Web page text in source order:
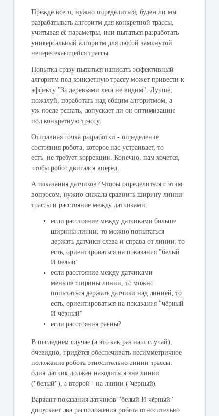
Прежде всего, нужно определиться, будем ли мы
разрабатывать алгоритм для конкретной трассы,
учитывая её параметры, или пытаться разработать
универсальный алгоритм для любой замкнутой
непересекающейся трассы.
Попытка сразу пытаться написать эффективный
алгоритм под конкретную трассу может привести к
эффекту "За деревьями леса не видим". Лучше,
пожалуй,поработать над общим алгоритмом, а
уж после решать, допускает ли он оптимизацию
под конкретную трассу.
Отправная точка разработки - определение
состояния робота, которое нас устраивает, то
есть, не требует коррекции. Конечно, нам хочется,
чтобы робот двигался вперёд.
А показания датчиков? Чтобы определиться с этим
вопросом, нужно сначала сравнить ширину линии
трассы и расстояние между датчиками:
если расстояние между датчиками больше
ширины линии, то можно попытаться
держать датчики слева и справа от линии, то
есть, ориентироваться на показания "белый
И белый"
если расстояние между датчиками
меньше ширины линии, то можно
попытаться держать датчики над линией, то
есть, ориентироваться на показания "чёрный
И чёрный"
если расстояния равны?
В последнем случае (а это как раз наш случай),
очевидно, придётся обеспечивать несимметричное
положение робота относительно линии трассы:
один датчик должен находиться вне линии
("белый"), а второй - на линии ("черный).
Вариант показания датчиков "белый И чёрный"
допускает два расположения робота относительно